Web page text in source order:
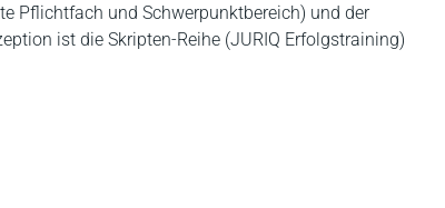
Pflichtfach und Schwerpunktbereich) und der
ist die Skripten-Reihe (JURIQ Erfolgstraining)